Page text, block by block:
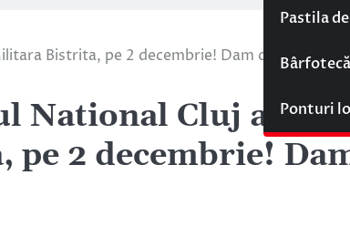
Pastila
Bârfotecă
Ponturi
Bistrita, pe 2 decembrie! Dam o invitatie
National Cluj
2 decembrie!